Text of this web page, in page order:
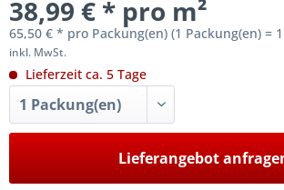
38,99 € * pro m²
65,50 € * pro Packung(en) (1 Packung(en) =
inkl. MwSt.
Lieferzeit ca. 5 Tage
Lieferangebot